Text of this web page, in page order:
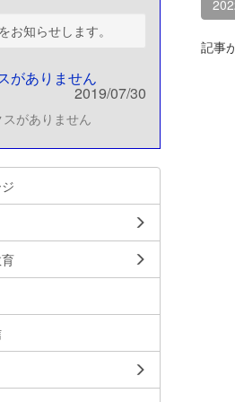
記事
お知らせします。
がありません
2019/07/30
スがありません